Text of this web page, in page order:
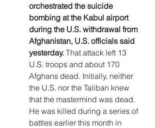
orchestrated the suicide
bombing at the Kabul airport
during the U.S. withdrawal from
Afghanistan, U.S. officials said
yesterday. That attack left 13
U.S. troops and about 170
Afghans dead. Initially, neither
the U.S. nor the Taliban knew
that the mastermind was dead.
He was killed during a series of
battles earlier this month in